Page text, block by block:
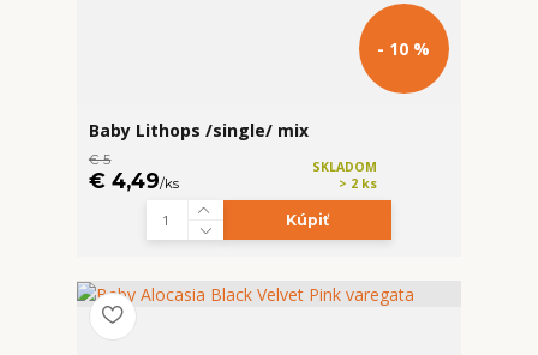
- 10 %
Baby Lithops /single/ mix
€ 5
€ 4,49/ks
SKLADOM
> 2 ks
Kúpiť